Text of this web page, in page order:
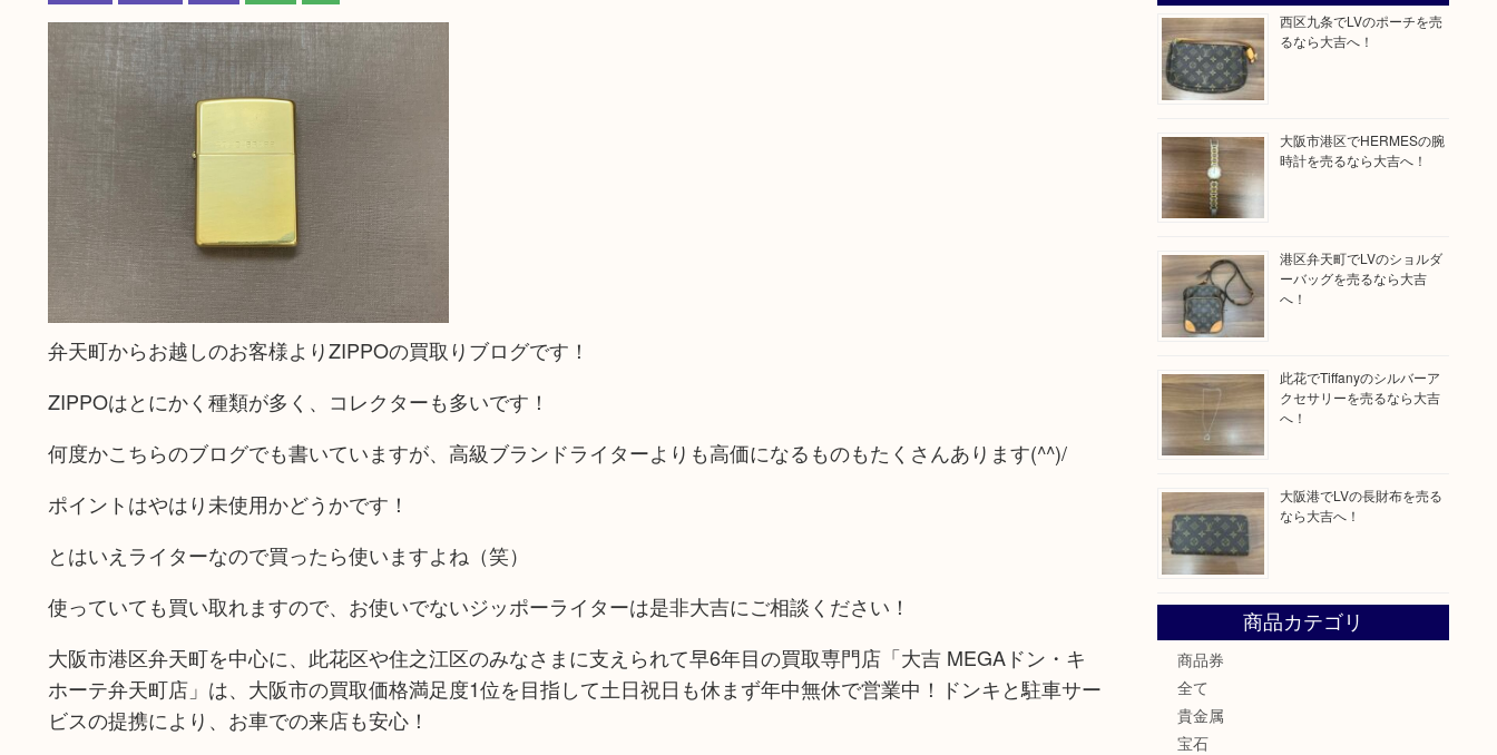
弁天町からお越しのお客様よりZIPPOの買取りブログです！
ZIPPOはとにかく種類が多く、コレクターも多いです！
何度かこちらのブログでも書いていますが、高級ブランドライターよりも高価になるものもたくさんあります(^^)/
ポイントはやはり未使用かどうかです！
とはいえライターなので買ったら使いますよね（笑）
使っていても買い取れますので、お使いでないジッポーライターは是非大吉にご相談ください！
大阪市港区弁天町を中心に、此花区や住之江区のみなさまに支えられて早6年目の買取専門店「大吉 MEGAドン・キ
ホーテ弁天町店」は、大阪市の買取価格満足度1位を目指して土日祝日も休まず年中無休で営業中！ドンキと駐車サー
ビスの提携により、お車での来店も安心！
西区九条でLVのポーチを売
るなら大吉へ！
大阪市港区でHERMESの腕
時計を売るなら大吉へ！
港区弁天町でLVのショルダ
ーバッグを売るなら大吉
へ！
此花でTiffanyのシルバーア
クセサリーを売るなら大吉
へ！
大阪港でLVの長財布を売る
なら大吉へ！
商品カテゴリ
商品券
全て
貴金属
宝石